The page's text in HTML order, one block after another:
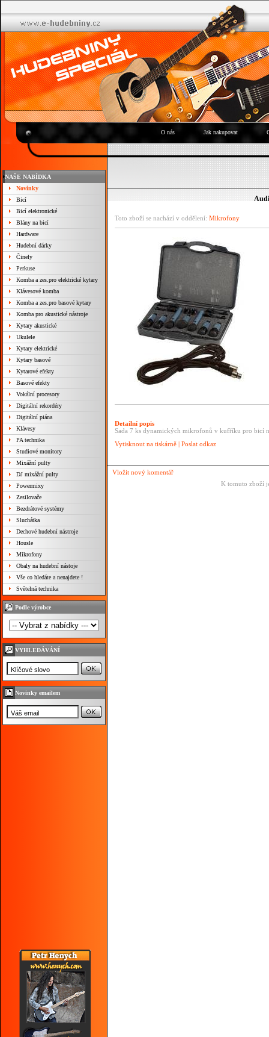
O nás Jak nakupovat
NAŠE NABÍDKA
Novinky
Bicí
Bicí elektronické
Blány na bicí
Hardware
Hudební dárky
Činely
Perkuse
Komba a zes.pro elektrické kytary
Klávesové komba
Komba a zes.pro basové kytary
Komba pro akustické nástroje
Kytary akustické
Ukulele
Kytary elektrické
Kytary basové
Kytarové efekty
Basové efekty
Vokální procesory
Digitální rekordéry
Digitální piána
Klávesy
PA technika
Studiové monitory
Mixážní pulty
DJ mixážní pulty
Powermixy
Zesilovače
Bezdrátové systémy
Sluchátka
Dechové hudební nástroje
Housle
Mikrofony
Obaly na hudební nástoje
Vše co hledáte a nenajdete !
Světelná technika
Podle výrobce
VYHLEDÁVÁNÍ
Novinky emailem
Toto zboží se nachází v oddělení: Mikrofony
Detailní popis
Sada 7 ks dynamických mikrofonů v kufříku pro bicí
Vytisknout na tiskárně | Poslat odkaz
Vložit nový komentář
K tomuto zboží